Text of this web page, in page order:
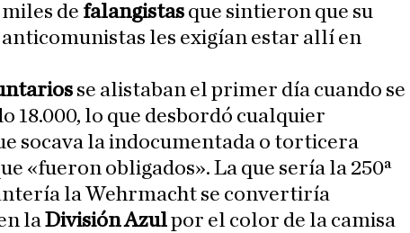
de falangistas que sintieron que su
les exigían estar allí en
se alistaban el primer día cuando se
18.000, lo que desbordó cualquier
socava la indocumentada o torticera
«fueron obligados». La que sería la 250ª
la Wehrmacht se convertiría
laDivisión Azulpor el color de la camisa